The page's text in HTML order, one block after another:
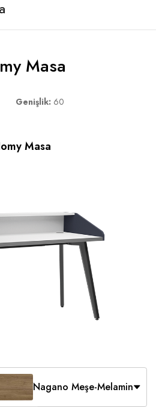
Masa
Genişlik: 60
Masa
Nagano Meşe-Melamin